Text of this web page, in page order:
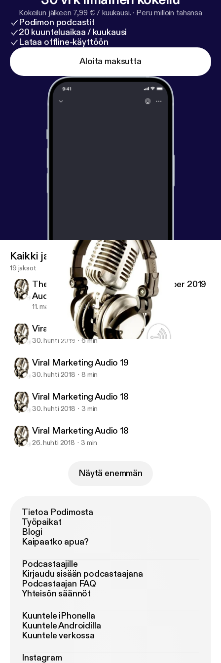
Kokeilun jälkeen 7,99 € / kuukausi. · Peru milloin tahansa
Podimon podcastit
20 kuunteluaikaa / kuukausi
Lataa offline-käyttöön
Aloita maksutta
Viral Marketing Audio 18
Kaikki jaksot
19 jaksot
The Economist Magazine 2 November 2019
Audio #01
11. marras 2019 37 s
Viral Marketing Audio 20 (last)
30. huhti 2018 6 min
Viral Marketing Audio 19
30. huhti 2018 8 min
Viral Marketing Audio 18
30. huhti 2018 3 min
Viral Marketing Audio 18
26. huhti 2018 3 min
Näytä enemmän
Tietoa Podimosta
Työpaikat
Blogi
Kaipaatko apua?
Podcastaajille
Kirjaudu sisään podcastaajana
Podcastaajan FAQ
Yhteisön säännöt
Kuuntele iPhonella
Kuuntele Androidilla
Kuuntele verkossa
Instagram